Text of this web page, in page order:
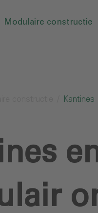
Modulaire constructie
Kantines